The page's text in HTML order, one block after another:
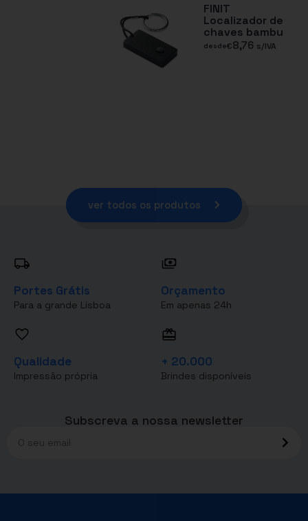
FINIT
Localizador de
chaves bambu
desde€8,76 s/IVA
ver todos os produtos
Portes Grátis
Para a grande Lisboa
Orçamento
Em apenas 24h
Qualidade
Impressão própria
+ 20.000
Brindes disponíveis
Subscreva a nossa newsletter